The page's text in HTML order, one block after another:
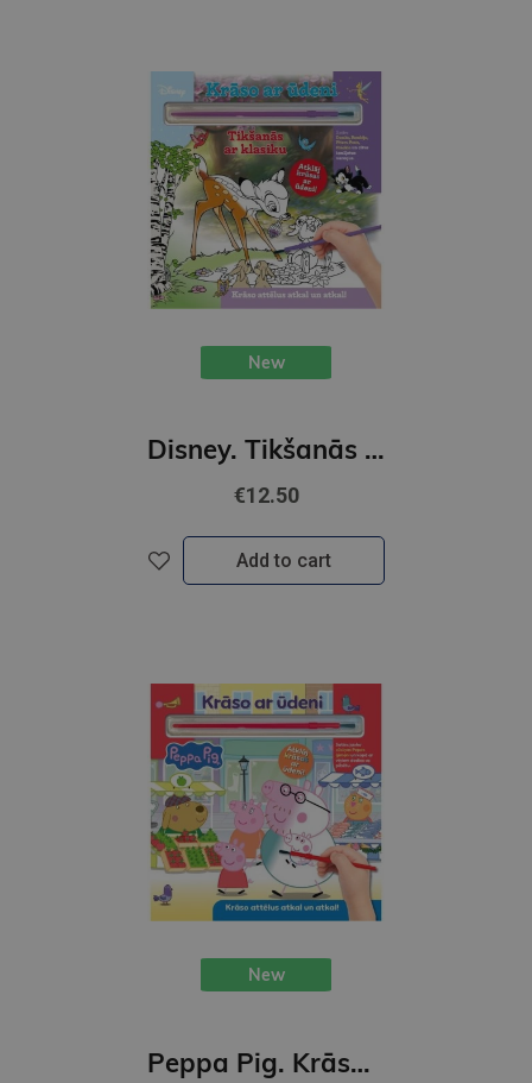
New
Disney. Tikšanās ar klasiku. Krāso ar ūdeni. krāso attēlus atkal un atkal!
€12.50
Add to cart
New
Peppa Pig. Krāso ar ūdeni. krāso attēlus atkal un atkal!